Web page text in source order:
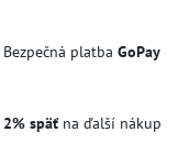
Bezpečná platba GoPay
2% späťna ďalší nákup